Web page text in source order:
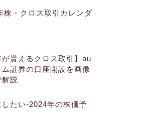
株・クロス取引カレンダ
が貰えるクロス取引】au
ム証券の口座開設を画像
説
したい-2024年の株価予